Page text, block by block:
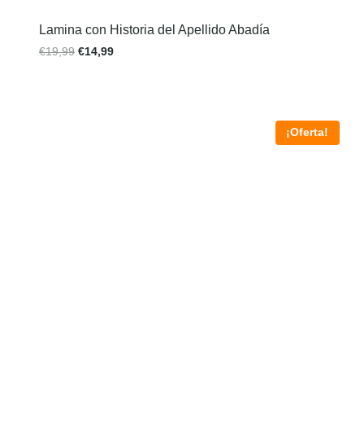
Lamina con Historia del Apellido Abadía
€19,99 €14,99
¡Oferta!